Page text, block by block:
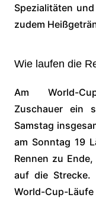
Spezialitäten
zudem
Wie laufen die
Am World-
Zuschauer ein
Samstag
am Sonntag 19
Rennen zu
auf die Strecke.
World-Cup-